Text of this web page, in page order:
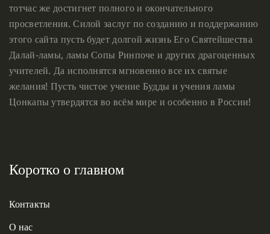
тотчас же достигнет полного и окончательного
просветления. Силой заслуг по созданию и поддержанию
этого сайта пусть будет долгой жизнь Его Святейшества
Далай-ламы, ламы Сопы Ринпоче и других драгоценных
учителей. Да исполнятся мгновенно все их святые
желания! Пусть чистое учение Будды и учения ламы
Цонкапы утвердятся во всём мире и особенно в России!
Коротко о главном
Контакты
О нас